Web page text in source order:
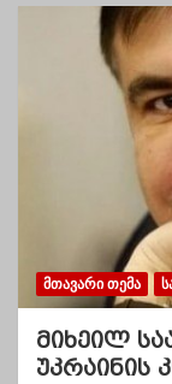
ᲛᲗᲐᲕᲐᲠᲘ ᲗᲔᲛᲐ
მიხეილ
უკრაინის